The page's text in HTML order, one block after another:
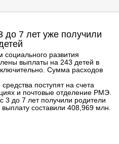
7 лет уже получили
развития
выплаты на 243 детей в
Сумма расходов
поступят на счета
и почтовые отделение РМЭ.
3 до 7 лет получили родители
составили 408,969 млн.